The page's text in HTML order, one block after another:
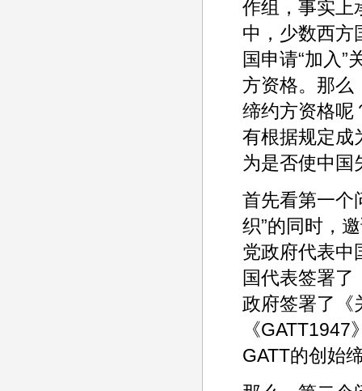
作组，事实上
中，少数西方
国申请“加入”
方资格。那么
缔约方资格呢
有根据规定成
为是否使中国
首先看第一个
织”的同时，
党政府代表中
国代表签署了
政府签署了《
《
GATT的创始